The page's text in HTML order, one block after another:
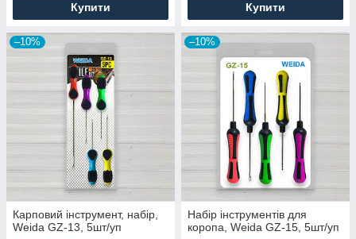
Купити Купити
–10%
Карповий інструмент, набір,
Weida GZ-13, 5шт/уп
–10%
Набір інструментів для
коропа, Weida GZ-15, 5шт/уп